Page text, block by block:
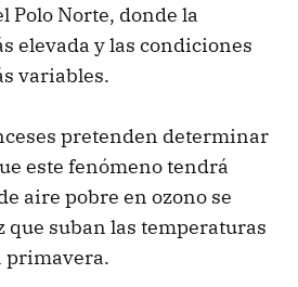
Polo Norte, donde la
elevada y las condiciones
variables.
pretenden determinar
este fenómeno tendrá
aire pobre en ozono se
que suban las temperaturas
primavera.